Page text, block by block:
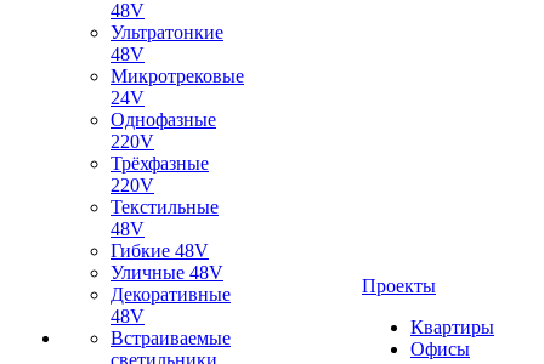
48V
Ультратонкие
48V
Микротрековые
24V
Однофазные
220V
Трёхфазные
220V
Текстильные
48V
Гибкие 48V
Уличные 48V
Декоративные
48V
Встраиваемые
светильники
Проекты
Квартиры
Офисы